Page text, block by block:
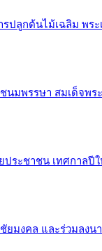
รปลูกต้นไม้เฉลิม พร
นมพรรษา สมเด็จพ
ประชาชน เทศกาลปีใ
ยมงคล และร่วมลง